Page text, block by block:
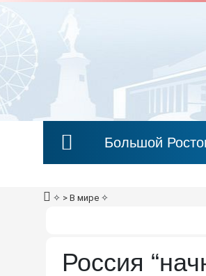
Большой
✧ > В мире ✧
Россия